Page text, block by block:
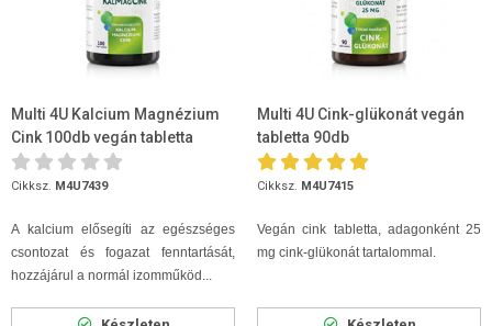
Multi 4U Kalcium Magnézium
Cink 100db vegán tabletta
Cikksz. M4U7439
A kalcium elősegíti az egészséges
csontozat és fogazat fenntartását,
hozzájárul a normál izomműköd...
Multi 4U Cink-glükonát vegán
tabletta 90db
Cikksz. M4U7415
Vegán cink tabletta, adagonként 25
mg cink-glükonát tartalommal.